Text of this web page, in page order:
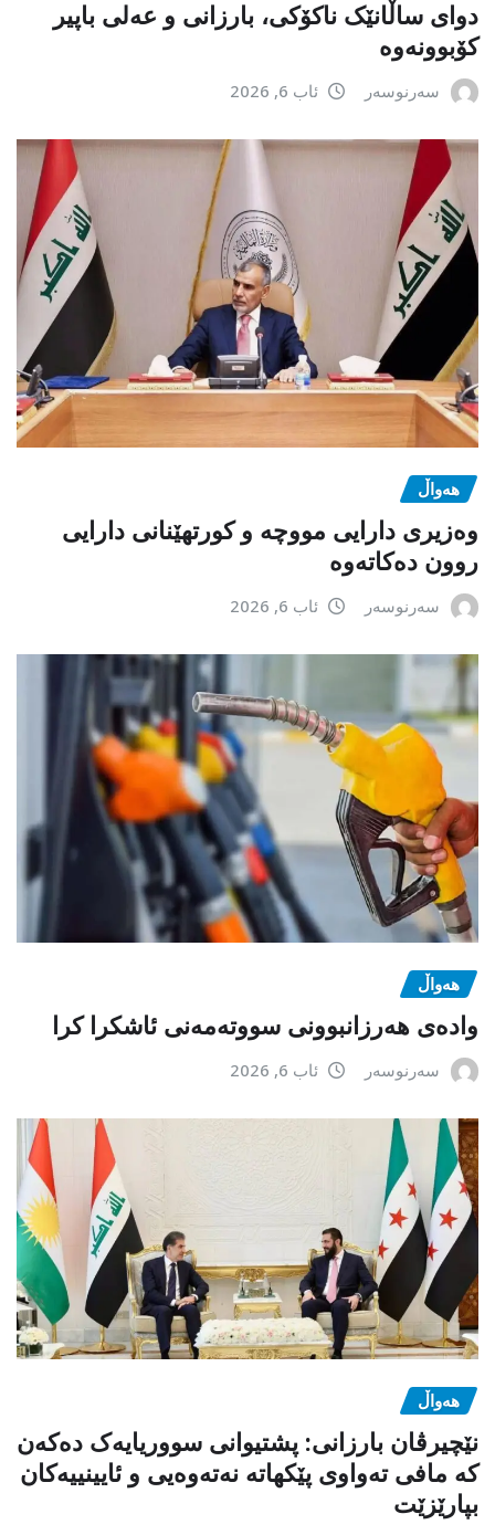
دوای ساڵانێک ناکۆکی، بارزانی و عەلی باپیر
کۆبوونەوە
سەرنوسەر ئاب 6, 2026
هەواڵ
وەزیری دارایی مووچە و کورتهێنانی دارایی
روون دەکاتەوە
سەرنوسەر ئاب 6, 2026
هەواڵ
وادەی هەرزانبوونی سووتەمەنی ئاشکرا کرا
سەرنوسەر ئاب 6, 2026
هەواڵ
نێچیرڤان بارزانی: پشتیوانی سووریایەک دەکەن
کە مافی تەواوی پێکهاتە نەتەوەیی و ئایینییەکان
بپارێزێت